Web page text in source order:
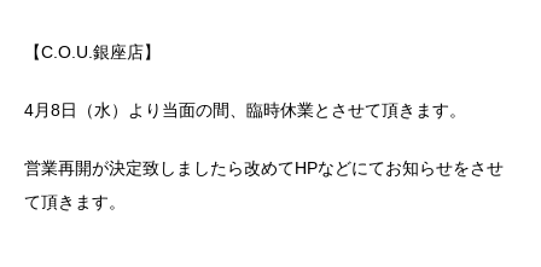
【C.O.U.銀座店】
4月8日（水）より当面の間、臨時休業とさせて頂きます。
営業再開が決定致しましたら改めてHPなどにてお知らせをさせ
て頂きます。